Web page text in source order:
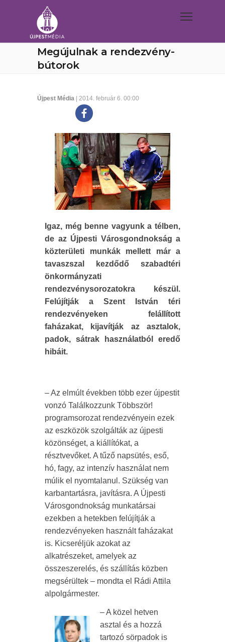
Megújulnak a rendezvény-
bútorok
Újpest Média | 2014. február 6. 00:00
Igaz, még benne vagyunk a télben,
de az Újpesti Városgondnokság a
közterületi munkák mellett már a
tavaszszal kezdődő szabadtéri
önkormányzati
rendezvénysorozatokra készül.
Felújítják a Szent István téri
rendezvényeken felállított
faházakat, kijavítják az asztalok,
padok, sátrak használatból eredő
hibáit.
– Az elmúlt években több ezer újpestit
vonzó Találkozzunk Többször!
programsorozat rendezvényein ezek
az eszközök szolgálták az újpesti
közönséget, a kiállítókat, a
résztvevőket. A tűző napsütés, eső,
hó, fagy, az intenzív használat nem
múlik el nyomtalanul. Szükség van
karbantartásra, javításra. A Újpesti
Városgondnokság munkatársai
ezekben a hetekben felújítják a
rendezvényeken használt faházakat
is. Kicseréljük azokat az
alkatrészeket, amelyek az
összeszerelés, és szállítás közben
megsérültek – mondta el Rádi Attila
alpolgármester.
– A közel hetven
asztal és a hozzá
tartozó sörpadok is